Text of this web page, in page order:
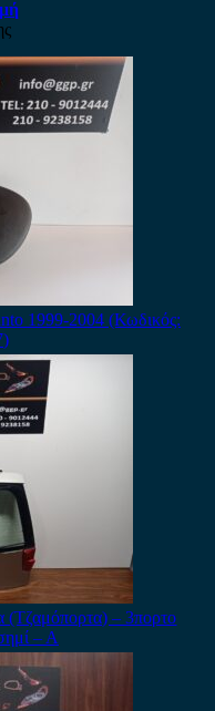
1999-2004 (Κωδικός:
– 3πορτο
– Α